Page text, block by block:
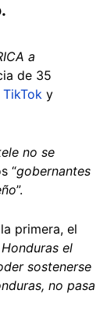
a
de 35
TikTok y
no se
“gobernantes
”.
primera, el
el
sostenerse
no pasa